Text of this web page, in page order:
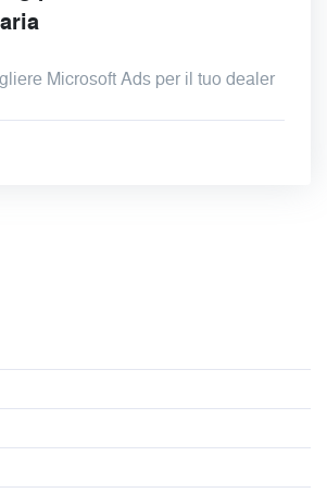
Microsoft Ads per il tuo dealer